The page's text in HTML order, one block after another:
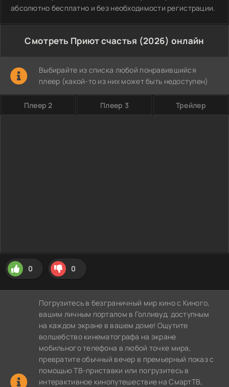
абсолютно бесплатно и без необходимости регистрации.
Смотреть Приют счастья (2026) онлайн
Выбирайте из списка любой понравившийся
плеер (какой-то из них может быть недоступен)
Плеер 2 Плеер 3 Трейлер
0 0
Погрузитесь в безграничный мир кино с Киного,
вашим личным порталом в Голливуд, доступным
на каждом экране в вашем доме! Ощутите
волшебство кинематографа на экране
мобильного телефона в любой точке мира,
превратите обычный вечер в премьерный показ с
помощью ТВ-приставки или погрузитесь в
интерактивное кинопутешествие на СмартТВ,